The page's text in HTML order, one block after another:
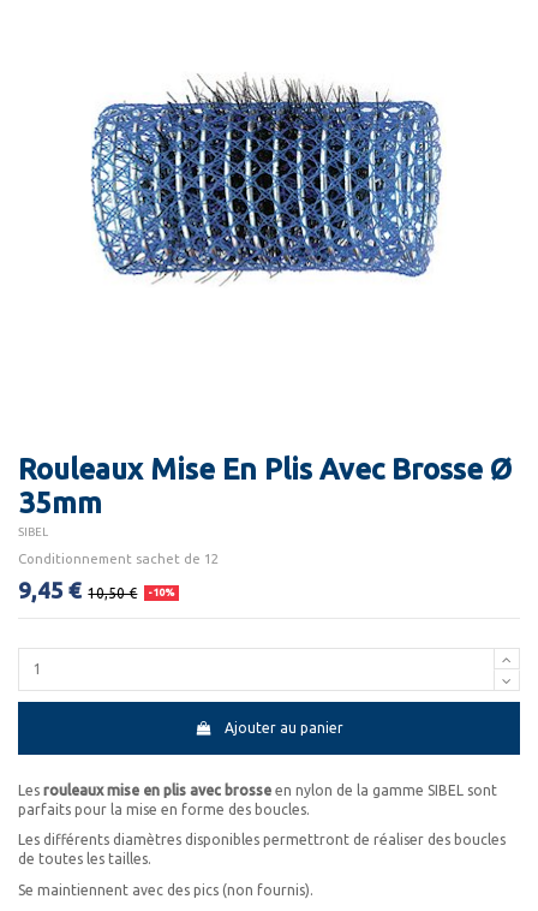
Rouleaux Mise En Plis Avec Brosse Ø
35mm
SIBEL
Conditionnement sachet de 12
9,45 € 10,50 € -10%
Ajouter au panier
Les rouleaux mise en plis avec brosse en nylon de la gamme SIBEL sont
parfaits pour la mise en forme des boucles.
Les différents diamètres disponibles permettront de réaliser des boucles
de toutes les tailles.
Se maintiennent avec des pics (non fournis).